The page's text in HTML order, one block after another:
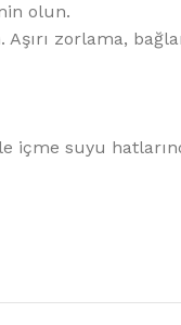
olun.
zorlama,
içme suyu